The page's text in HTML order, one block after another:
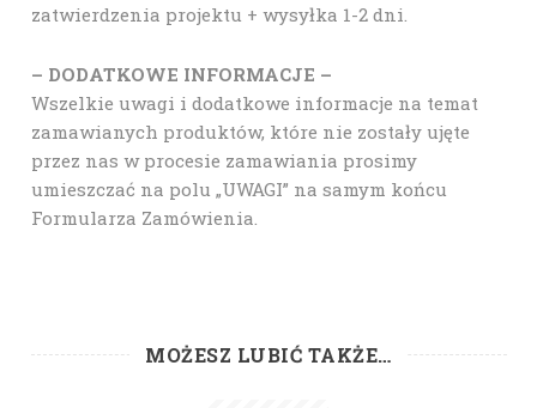
zatwierdzenia projektu + wysyłka 1-2 dni.
– DODATKOWE INFORMACJE –
Wszelkie uwagi i dodatkowe informacje na temat
zamawianych produktów, które nie zostały ujęte
przez nas w procesie zamawiania prosimy
umieszczać na polu „UWAGI” na samym końcu
Formularza Zamówienia.
MOŻESZ LUBIĆ TAKŻE…